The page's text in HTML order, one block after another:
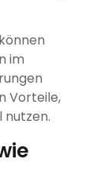
im
Vorteile,